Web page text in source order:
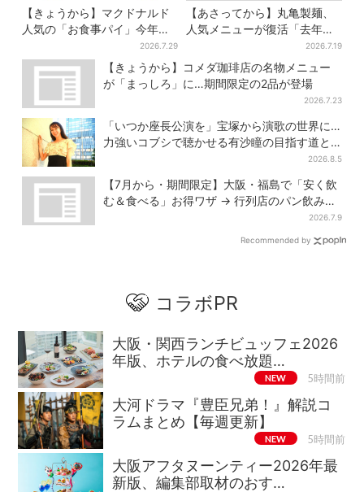
【きょうから】マクドナルド
人気の「お食事パイ」今年も
登場、熱々とろ～り夏限定メ
ニュー
2026.7.29
【あさってから】丸亀製麺、
人気メニューが復活「去年め
っちゃハマった」「待ってた
よ！」「夏の救世主」
2026.7.19
【きょうから】コメダ珈琲店の名物メニュー
が「まっしろ」に…期間限定の2品が登場
2026.7.23
「いつか座長公演を」宝塚から演歌の世界に…
力強いコブシで聴かせる有沙瞳の目指す道と
2026.8.5
【7月から・期間限定】大阪・福島で「安く飲
む＆食べる」お得ワザ → 行列店のパン飲みセ
2026.7.9
Recommended by
コラボPR
大阪・関西ランチビュッフェ2026
年版、ホテルの食べ放題…
NEW 5時間前
大河ドラマ『豊臣兄弟！』解説コ
ラムまとめ【毎週更新】
NEW 5時間前
大阪アフタヌーンティー2026年最
新版、編集部取材のおす…